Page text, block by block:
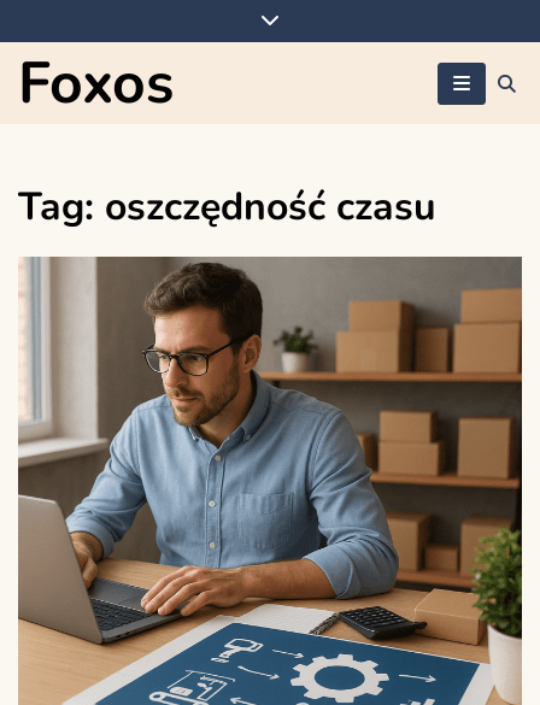
to
content
Foxos
Tag: oszczędność czasu